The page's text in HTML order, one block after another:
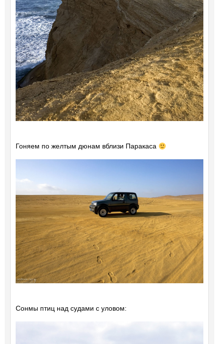
Гоняем по желтым дюнам вблизи Паракаса
Сонмы птиц над судами с уловом: